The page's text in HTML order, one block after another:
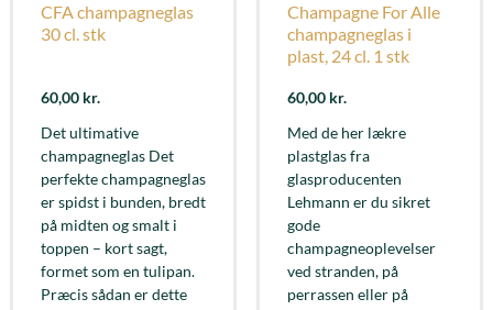
CFA champagneglas
30 cl. stk
60,00 kr.
Det ultimative
champagneglas Det
perfekte champagneglas
er spidst i bunden, bredt
på midten og smalt i
toppen – kort sagt,
formet som en tulipan.
Præcis sådan er dette
Champagne For Alle
champagneglas i
plast, 24 cl. 1 stk
60,00 kr.
Med de her lækre
plastglas fra
glasproducenten
Lehmann er du sikret
gode
champagneoplevelser
ved stranden, på
perrassen eller på